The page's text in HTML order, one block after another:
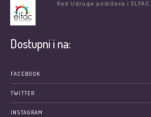
Rad Udruge podržava i ELFAC.
Dostupni i na:
FACEBOOK
TWITTER
INSTAGRAM